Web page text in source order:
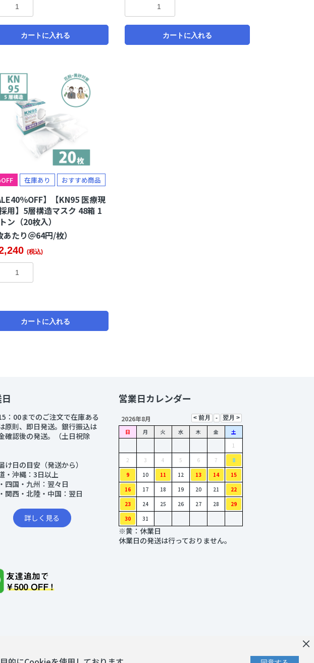
×
カートに入れる カートに入れる
在庫あり おすすめ商品
％OFF】【KN95 医療現
用】5層構造マスク 48箱 1
ン（20枚入）
あたり＠64円/枚）
(税込)
カートに入れる
ートへ進む
：00までのご注文で在庫ある
原則、即日発送。銀行振込は
確認後の発送。（土日祝除
け日の目安（発送から）
・沖縄：3日以上
四国・九州：翌々日
関西・北陸・中国：翌日
詳しく見る
営業日カレンダー
2026年8月
日 月 火 水 木 金
土
1
2
3 4 5 6 7
8
9
10 11 12 13 14
15
16
17 18 19 20 21
22
23
24 25 26 27 28
29
30
31
※黄：休業日
休業日の発送は行っておりません。